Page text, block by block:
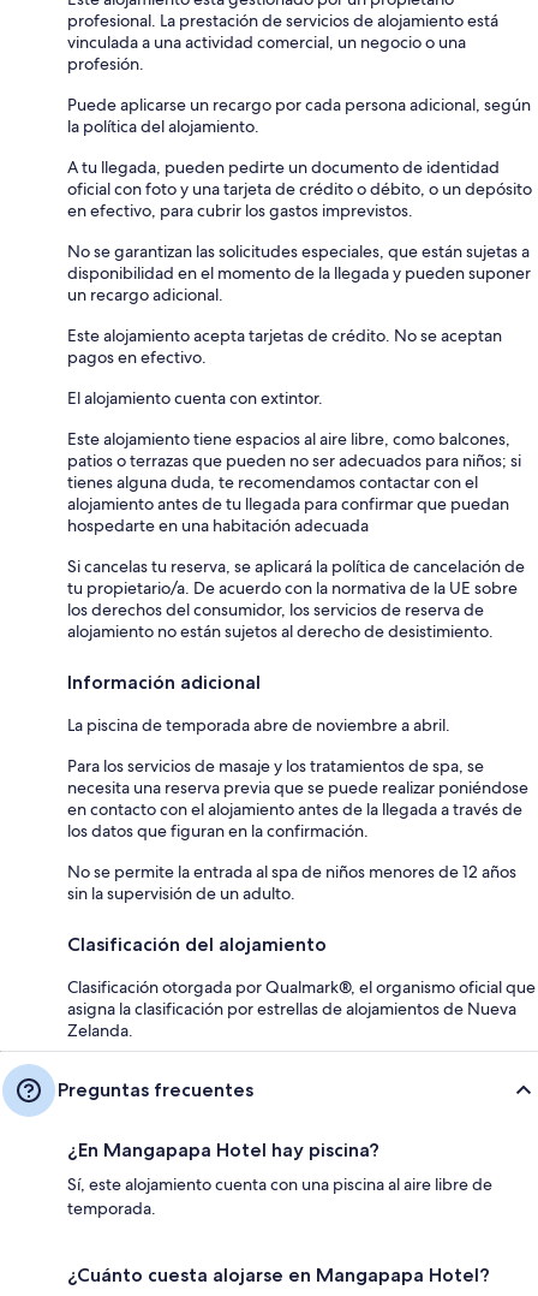
profesional. La prestación de servicios de alojamiento está
vinculada a una actividad comercial, un negocio o una
profesión.
Puede aplicarse un recargo por cada persona adicional, según
la política del alojamiento.
A tu llegada, pueden pedirte un documento de identidad
oficial con foto y una tarjeta de crédito o débito, o un depósito
en efectivo, para cubrir los gastos imprevistos.
No se garantizan las solicitudes especiales, que están sujetas a
disponibilidad en el momento de la llegada y pueden suponer
un recargo adicional.
Este alojamiento acepta tarjetas de crédito. No se aceptan
pagos en efectivo.
El alojamiento cuenta con extintor.
Este alojamiento tiene espacios al aire libre, como balcones,
patios o terrazas que pueden no ser adecuados para niños; si
tienes alguna duda, te recomendamos contactar con el
alojamiento antes de tu llegada para confirmar que puedan
hospedarte en una habitación adecuada
Si cancelas tu reserva, se aplicará la política de cancelación de
tu propietario/a. De acuerdo con la normativa de la UE sobre
los derechos del consumidor, los servicios de reserva de
alojamiento no están sujetos al derecho de desistimiento.
Información adicional
La piscina de temporada abre de noviembre a abril.
Para los servicios de masaje y los tratamientos de spa, se
necesita una reserva previa que se puede realizar poniéndose
en contacto con el alojamiento antes de la llegada a través de
los datos que figuran en la confirmación.
No se permite la entrada al spa de niños menores de 12 años
sin la supervisión de un adulto.
Clasificación del alojamiento
Clasificación otorgada por Qualmark®, el organismo oficial que
asigna la clasificación por estrellas de alojamientos de Nueva
Zelanda.
Preguntas frecuentes
¿En Mangapapa Hotel hay piscina?
Sí, este alojamiento cuenta con una piscina al aire libre de
temporada.
¿Cuánto cuesta alojarse en Mangapapa Hotel?